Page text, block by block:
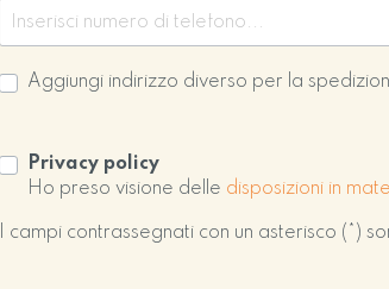
Aggiungi indirizzo diverso per la
Privacy policy
Ho preso visione delle disposizioni in
I campi contrassegnati con un asterisco (*)